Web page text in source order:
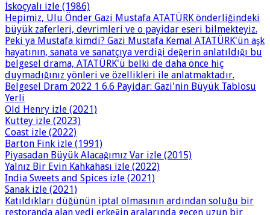
İskoçyalı izle (1986)
Hepimiz, Ulu Önder Gazi Mustafa ATATÜRK önderliğindeki
büyük zaferleri, devrimleri ve o payidar eseri bilmekteyiz.
Peki ya Mustafa kimdi? Gazi Mustafa Kemal ATATÜRK'ün aşk
hayatının, sanata ve sanatçıya verdiği değerin anlatıldığı bu
belgesel drama, ATATÜRK'ü belki de daha önce hiç
duymadığınız yönleri ve özellikleri ile anlatmaktadır.
Belgesel Dram 2022 1 6.6 Payidar: Gazi'nin Büyük Tablosu
Yerli
Old Henry izle (2021)
Kuttey izle (2023)
Coast izle (2022)
Barton Fink izle (1991)
Piyasadan Büyük Alacağımız Var izle (2015)
Yalnız Bir Evin Kahkahası izle (2022)
India Sweets and Spices izle (2021)
Sanak izle (2021)
Katıldıkları düğünün iptal olmasının ardından soluğu bir
restoranda alan yedi erkeğin aralarında geçen uzun bir